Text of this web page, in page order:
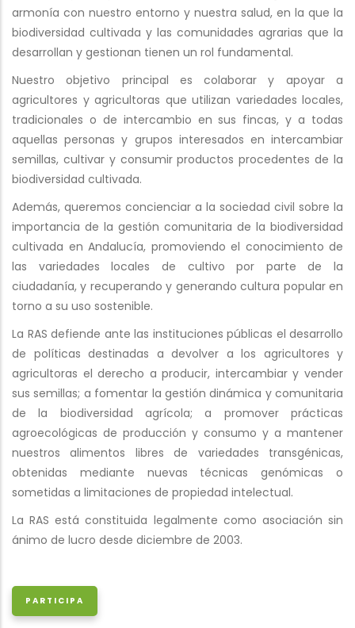
armonía con nuestro entorno y nuestra salud, en la que la
biodiversidad cultivada y las comunidades agrarias que la
desarrollan y gestionan tienen un rol fundamental.
Nuestro objetivo principal es colaborar y apoyar a
agricultores y agricultoras que utilizan variedades locales,
tradicionales o de intercambio en sus fincas, y a todas
aquellas personas y grupos interesados en intercambiar
semillas, cultivar y consumir productos procedentes de la
biodiversidad cultivada.
Además, queremos concienciar a la sociedad civil sobre la
importancia de la gestión comunitaria de la biodiversidad
cultivada en Andalucía, promoviendo el conocimiento de
las variedades locales de cultivo por parte de la
ciudadanía, y recuperando y generando cultura popular en
torno a su uso sostenible.
La RAS defiende ante las instituciones públicas el desarrollo
de políticas destinadas a devolver a los agricultores y
agricultoras el derecho a producir, intercambiar y vender
sus semillas; a fomentar la gestión dinámica y comunitaria
de la biodiversidad agrícola; a promover prácticas
agroecológicas de producción y consumo y a mantener
nuestros alimentos libres de variedades transgénicas,
obtenidas mediante nuevas técnicas genómicas o
sometidas a limitaciones de propiedad intelectual.
La RAS está constituida legalmente como asociación sin
ánimo de lucro desde diciembre de 2003.
PARTICIPA